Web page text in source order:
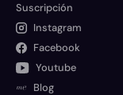
Suscripción
Instagram
Facebook
Youtube
Blog